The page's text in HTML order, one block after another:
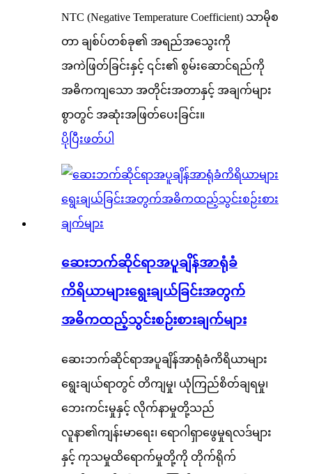
NTC (Negative Temperature Coefficient) သာမိုစ
တာ ချစ်ပ်တစ်ခု၏ အရည်အသွေးကို
အကဲဖြတ်ခြင်းနှင့် ၎င်း၏ စွမ်းဆောင်ရည်ကို
အဓိကကျသော အတိုင်းအတာနှင့် အချက်များ
စွာတွင် အဆုံးအဖြတ်ပေးခြင်း။
ပိုပြီးဖတ်ပါ
ဆေးဘက်ဆိုင်ရာအပူချိန်အာရုံခံ
ကိရိယာများရွေးချယ်ခြင်းအတွက်
အဓိကထည့်သွင်းစဉ်းစားချက်များ
ဆေးဘက်ဆိုင်ရာအပူချိန်အာရုံခံကိရိယာများ
ရွေးချယ်ရာတွင် တိကျမှု၊ ယုံကြည်စိတ်ချရမှု၊
ဘေးကင်းမှုနှင့် လိုက်နာမှုတို့သည်
လူနာ၏ကျန်းမာရေး၊ ရောဂါရှာဖွေမှုရလဒ်များ
နှင့် ကုသမှုထိရောက်မှုတို့ကို တိုက်ရိုက်